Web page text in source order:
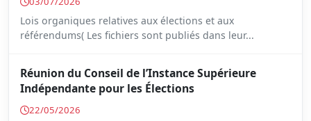
Lois organiques relatives aux élections et aux
référendums( Les fichiers sont publiés dans leur...
Réunion du Conseil de l’Instance Supérieure
Indépendante pour les Élections
22/05/2026